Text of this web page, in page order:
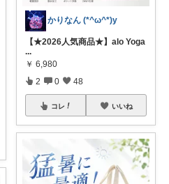
かりなん (*^ω^*)y
【★2026人気商品★】alo Yoga
...
￥ 6,980
2 0 48
コレ いいね